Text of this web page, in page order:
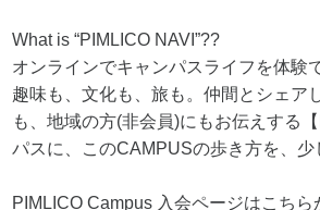
What is “PIMLICO NAVI”??
オンラインでキャンパスライフを体験
趣味も、文化も、旅も。仲間とシェア
も、地域の方(非会員)にもお伝えする
パスに、このCAMPUSの歩き方を、少
PIMLICO Campus 入会ページはこちら